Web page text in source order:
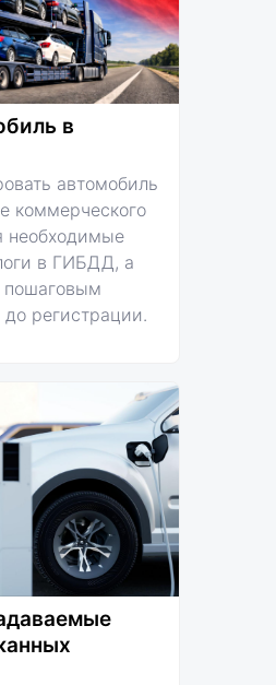
в
автомобиль
коммерческого
необходимые
в ГИБДД, а
пошаговым
регистрации.